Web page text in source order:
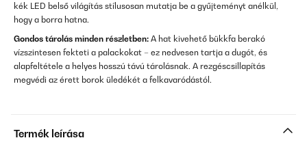
kék LED belső világítás stílusosan mutatja be a gyűjteményt anélkül,
hogy a borra hatna.
Gondos tárolás minden részletben: A hat kivehető bükkfa berakó
vízszintesen fekteti a palackokat – ez nedvesen tartja a dugót, és
alapfeltétele a helyes hosszú távú tárolásnak. A rezgéscsillapítás
megvédi az érett borok üledékét a felkavaródástól.
Termék leírása